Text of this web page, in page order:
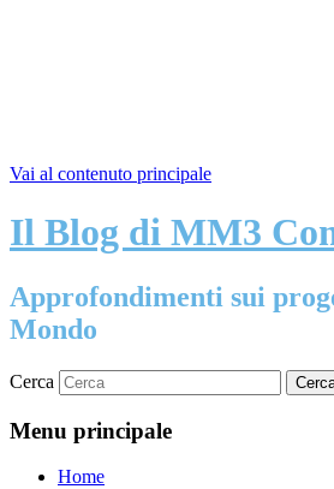
Vai al contenuto principale
Il Blog di MM3
Approfondimenti sui
Mondo
Cerca
Menu principale
Home